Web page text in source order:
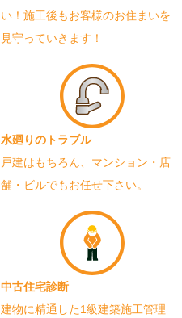
い！施工後もお客様のお住まいを
見守っていきます！
水廻りのトラブル
戸建はもちろん、マンション・店
舗・ビルでもお任せ下さい。
中古住宅診断
建物に精通した1級建築施工管理